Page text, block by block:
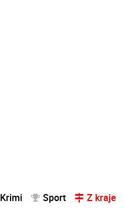
Krimi Sport Z kraje